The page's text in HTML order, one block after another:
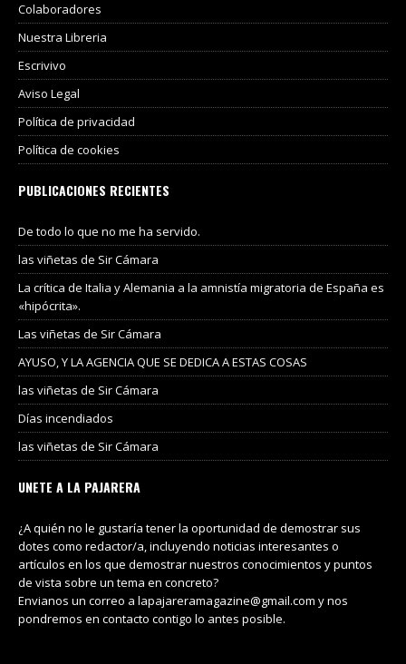
Colaboradores
Nuestra Libreria
Escrivivo
Aviso Legal
Política de privacidad
Política de cookies
PUBLICACIONES RECIENTES
De todo lo que no me ha servido.
las viñetas de Sir Cámara
La crítica de Italia y Alemania a la amnistía migratoria de España es
«hipócrita».
Las viñetas de Sir Cámara
AYUSO, Y LA AGENCIA QUE SE DEDICA A ESTAS COSAS
las viñetas de Sir Cámara
Días incendiados
las viñetas de Sir Cámara
UNETE A LA PAJARERA
¿A quién no le gustaría tener la oportunidad de demostrar sus
dotes como redactor/a, incluyendo noticias interesantes o
artículos en los que demostrar nuestros conocimientos y puntos
de vista sobre un tema en concreto?
Envianos un correo a lapajareramagazine@gmail.com y nos
pondremos en contacto contigo lo antes posible.